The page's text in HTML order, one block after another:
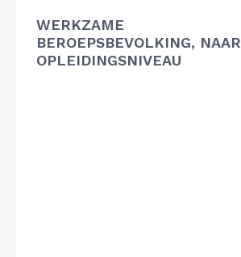
WERKZAME
BEROEPSBEVOLKING, NAAR
OPLEIDINGSNIVEAU